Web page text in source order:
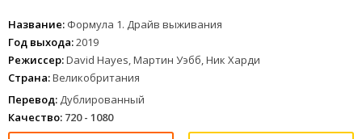
Название: Формула 1. Драйв выживания
Год выхода:2019
Режиссер:David Hayes, Мартин Уэбб, Ник Харди
Страна:Великобритания
Перевод: Дублированный
Качество: 720 - 1080